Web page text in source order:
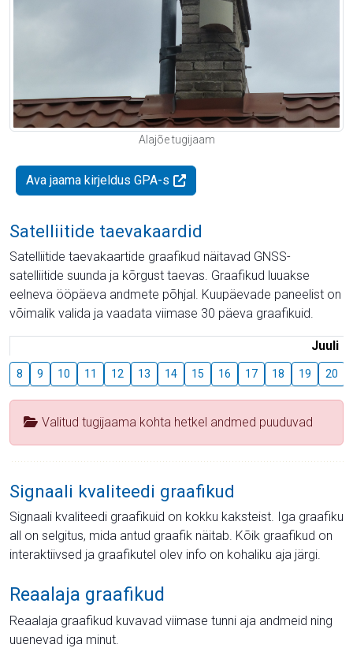
Alajõe tugijaam
Ava jaama kirjeldus GPA-s
Satelliitide taevakaardid
Satelliitide taevakaartide graafikud näitavad GNSS-
satelliitide suunda ja kõrgust taevas. Graafikud luuakse
eelneva ööpäeva andmete põhjal. Kuupäevade paneelist on
võimalik valida ja vaadata viimase 30 päeva graafikuid.
Juuli
8 9 10 11 12 13 14 15 16 17 18 19 20
Valitud tugijaama kohta hetkel andmed puuduvad
Signaali kvaliteedi graafikud
Signaali kvaliteedi graafikuid on kokku kaksteist. Iga graafiku
all on selgitus, mida antud graafik näitab. Kõik graafikud on
interaktiivsed ja graafikutel olev info on kohaliku aja järgi.
Reaalaja graafikud
Reaalaja graafikud kuvavad viimase tunni aja andmeid ning
uuenevad iga minut.